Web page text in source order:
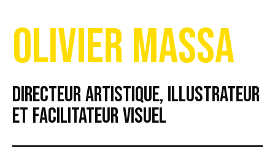
Olivier Massa
Directeur artistique, illustrateur
et facilitateur visuel